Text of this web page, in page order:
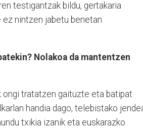
testigantzak bildu, gertakaria
nintzen jabetu benetan
Nolakoa da mantentzen
ongi tratatzen gaituzte eta batipat
handia dago, telebistako
txikia izanik eta euskarazko